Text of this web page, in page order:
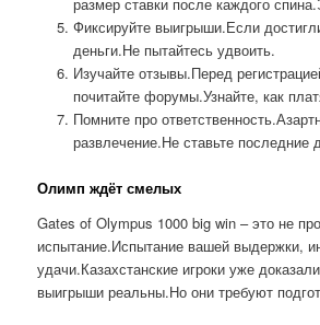
Фиксируйте выигрыши.Если
деньги.Не пытайтесь удвоить.
Изучайте отзывы.Перед
почитайте форумы.Узнайте, как
Помните про
развлечение.Не ставьте последние
Олимп ждёт смелых
Gates of Olympus 1000 big win – это не
испытание.Испытание вашей выдержки,
удачи.Казахстанские игроки уже
выигрыши реальны.Но они требуют